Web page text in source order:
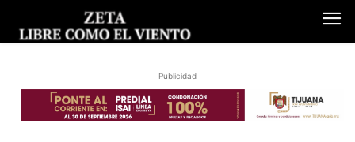
Publicidad